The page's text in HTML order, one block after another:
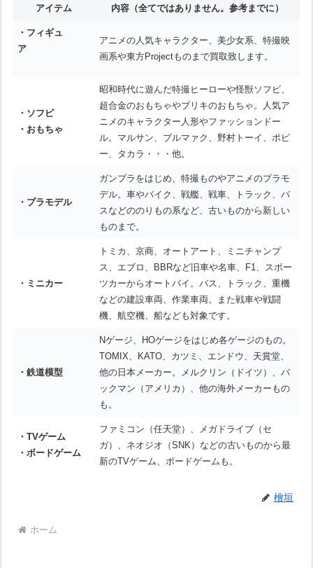
アイテム 内容（全てではありません。参考までに）
・フィギュ
ア
アニメの人気キャラクター、美少女系、特撮映
画系や東方Projectものまで買取致します。
・ソフビ
・おもちゃ
昭和時代に遊んだ特撮ヒーローや怪獣ソフビ、
超合金のおもちゃやブリキのおもちゃ。人気ア
ニメのキャラクター人形やファッションドー
ル。マルサン、ブルマァク、野村トーイ、ポピ
ー、タカラ・・・他。
・プラモデル
ガンプラをはじめ、特撮ものやアニメのプラモ
デル。車やバイク、戦艦、戦車、トラック、バ
スなどののりもの系など、古いものから新しい
ものまで。
・ミニカー
トミカ、京商、オートアート、ミニチャンプ
ス、エブロ、BBRなど旧車や名車、F1、スポー
ツカーからオートバイ。バス、トラック、重機
などの建設車両、作業車両。また戦車や戦闘
機、航空機、船なども対象です。
・鉄道模型
Nゲージ、HOゲージをはじめ各ゲージのもの。
TOMIX、KATO、カツミ、エンドウ、天賞堂、
他の日本メーカー。メルクリン（ドイツ）、バ
ックマン（アメリカ）、他の海外メーカーもの
も。
・TVゲーム
・ボードゲーム
ファミコン（任天堂）、メガドライブ（セ
ガ）、ネオジオ（SNK）などの古いものから最
新のTVゲーム、ボードゲームも。
檜垣
ホーム